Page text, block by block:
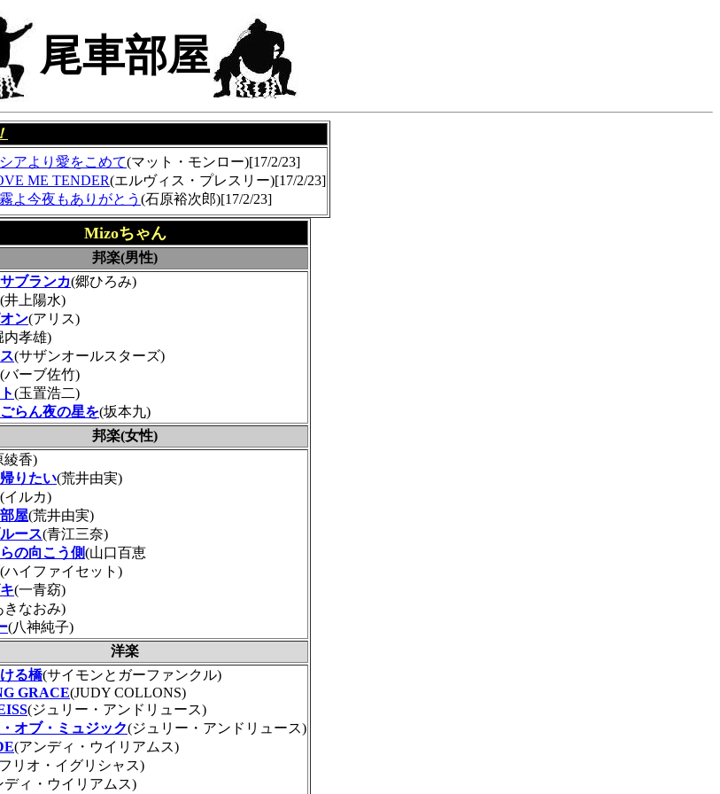
尾車部屋
アより愛をこめて(マット・モンロー)[17/2/23]
ME TENDER(エルヴィス・プレスリー)[17/2/23]
よ今夜もありがとう (石原裕次郎)[17/2/23]
Mizoちゃん
邦楽(男性)
ブランカ(郷ひろみ)
(井上陽水)
ン(アリス)
内孝雄)
(サザンオールスターズ)
(バーブ佐竹)
(玉置浩二)
らん夜の星を(坂本九)
邦楽(女性)
綾香)
りたい(荒井由実)
(イルカ)
屋(荒井由実)
ース(青江三奈)
の向こう側(山口百恵
(ハイファイセット)
(一青窈)
きなおみ)
(八神純子)
洋楽
る橋(サイモンとガーファンクル)
GRACE(JUDY COLLONS)
(ジュリー・アンドリュース)
オブ・ミュジック(ジュリー・アンドリュース)
(アンディ・ウイリアムス)
リオ・イグリシャス)
ディ・ウイリアムス)